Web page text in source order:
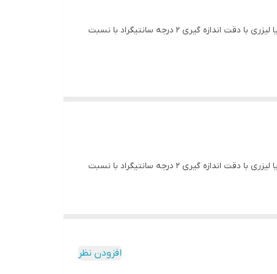
دماسنج ترمومتر لیزری 380 درجه ارزان قیمت مدل CEM DT-811، با قابلیت اندازه گیری دما تا 380 درجه سانتیگراد بصورت غیر تماسی یا لیزری با دقت اندازه گیری 2 درجه سانتیگراد با نسبت
دماسنج ترمومتر لیزری 380 درجه ارزان قیمت مدل CEM DT-811، با قابلیت اندازه گیری دما تا 380 درجه سانتیگراد بصورت غیر تماسی یا لیزری با دقت اندازه گیری 2 درجه سانتیگراد با نسبت
افزودن نظر